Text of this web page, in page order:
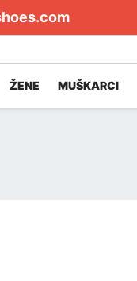
ŽENE MUŠKARCI